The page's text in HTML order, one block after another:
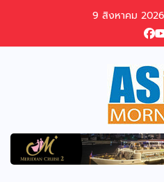
content
9 สิงหาคม 2026